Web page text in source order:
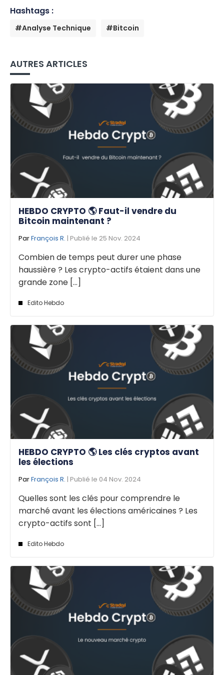
Hashtags :
#Analyse Technique #Bitcoin
AUTRES ARTICLES
HEBDO CRYPTO 🌎 Faut-il vendre du
Bitcoin maintenant ?
ParFrançois R. | Publié le 25 Nov. 2024
Combien de temps peut durer une phase
haussière ? Les crypto-actifs étaient dans une
grande zone [...]
Edito Hebdo
HEBDO CRYPTO 🌎 Les clés cryptos avant
les élections
ParFrançois R. | Publié le 04 Nov. 2024
Quelles sont les clés pour comprendre le
marché avant les élections américaines ? Les
crypto-actifs sont [...]
Edito Hebdo